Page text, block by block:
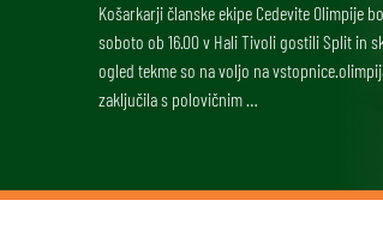
Košarkarji članske ekipe Cedevite Olimpije
soboto ob 16.00 v Hali Tivoli gostili Split in
ogled tekme so na voljo na
zaključila s polovičnim …